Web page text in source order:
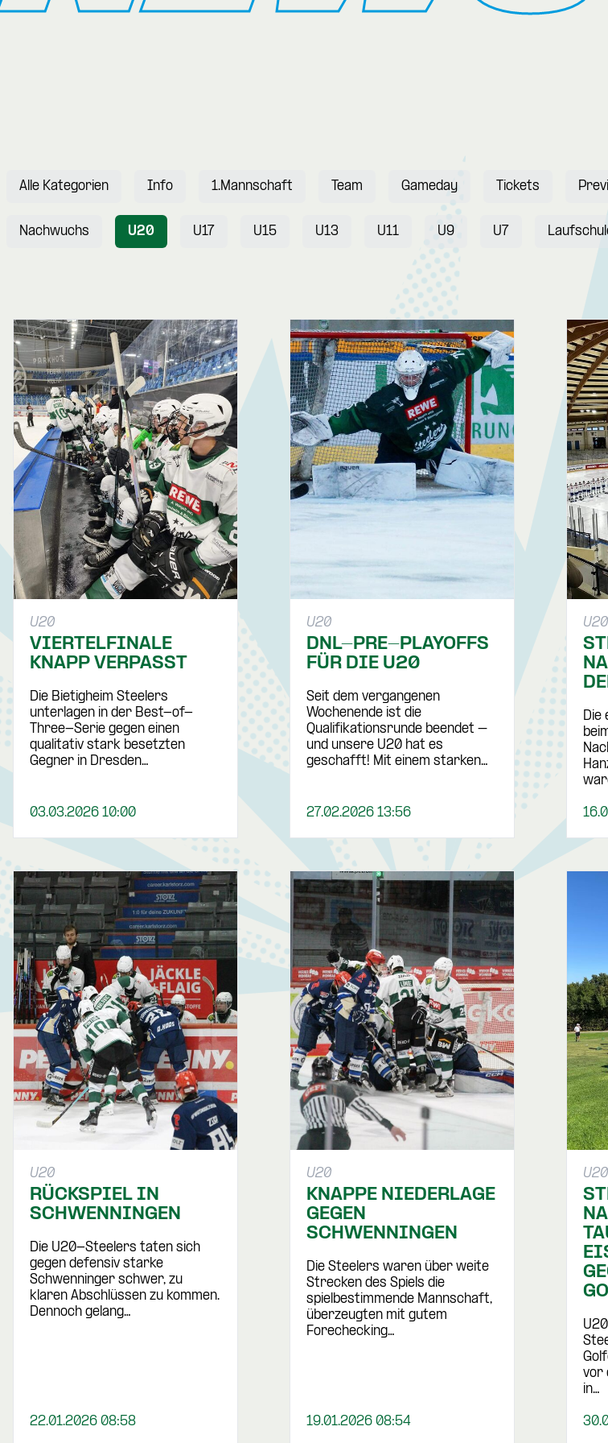
Alle Kategorien Info 1.Mannschaft Team Gameday Tickets
Nachwuchs U20 U17 U15 U13 U11 U9 U7
U20
VIERTELFINALE
KNAPP VERPASST
Die Bietigheim Steelers
unterlagen in der Best-of-
Three-Serie gegen einen
qualitativ stark besetzten
Gegner in Dresden…
03.03.2026 10:00
U20
DNL-PRE-PLAYOFFS
FÜR DIE U20
Seit dem vergangenen
Wochenende ist die
Qualifikationsrunde beendet –
und unsere U20 hat es
geschafft! Mit einem starken…
27.02.2026 13:56
U20
Die
U20
RÜCKSPIEL IN
SCHWENNINGEN
Die U20-Steelers taten sich
gegen defensiv starke
Schwenninger schwer, zu
klaren Abschlüssen zu kommen.
Dennoch gelang…
22.01.2026 08:58
U20
KNAPPE NIEDERLAGE
GEGEN
SCHWENNINGEN
Die Steelers waren über weite
Strecken des Spiels die
spielbestimmende Mannschaft,
überzeugten mit gutem
Forechecking…
19.01.2026 08:54
U20
vor
in…